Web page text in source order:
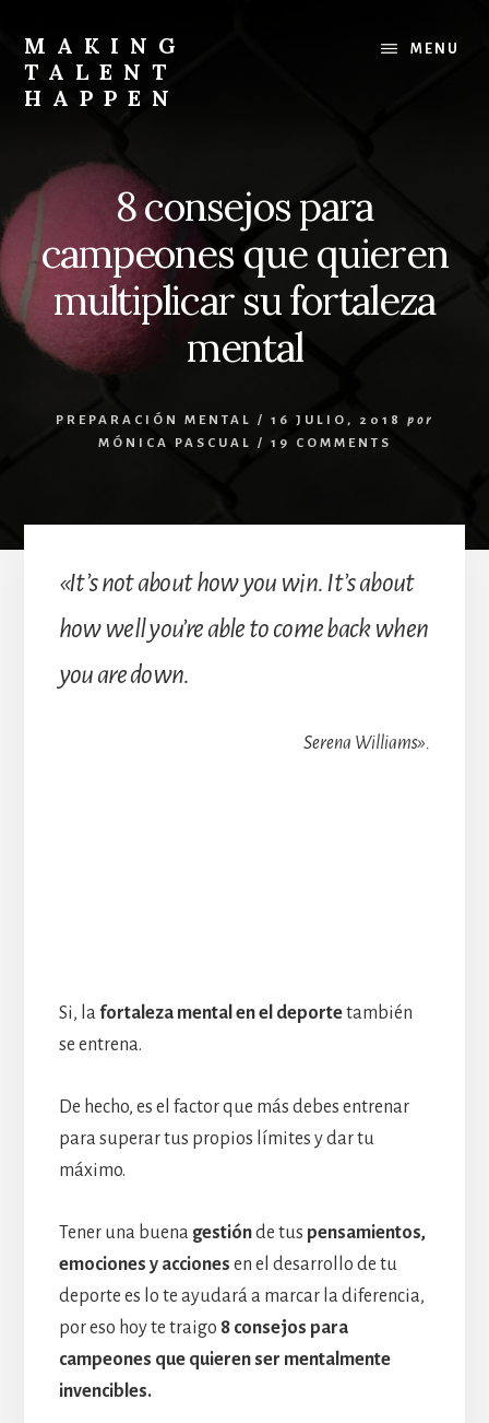
content
MAKING
TALENT
HAPPEN
empresarios
y
que
quieren
alcanzar
los
mejores
MENU
8 consejos para
campeones que quieren
multiplicar su fortaleza
mental
PREPARACIÓN MENTAL / 16 JULIO, 2018
por
MÓNICA PASCUAL
/ 19 COMMENTS
«It’s not about how you win. It’s about
how well you’re able to come back when
you are down.
Serena Williams».
Si, la fortaleza mental en el deportetambién
se entrena.
De hecho, es el factor que más debes entrenar
para superar tus propios límites y dar tu
máximo.
Tener una buena gestiónde tus pensamientos,
emociones y acciones en el desarrollo de tu
deporte es lo te ayudará a marcar la diferencia,
por eso hoy te traigo 8 consejos para
campeones que quieren ser mentalmente
invencibles.